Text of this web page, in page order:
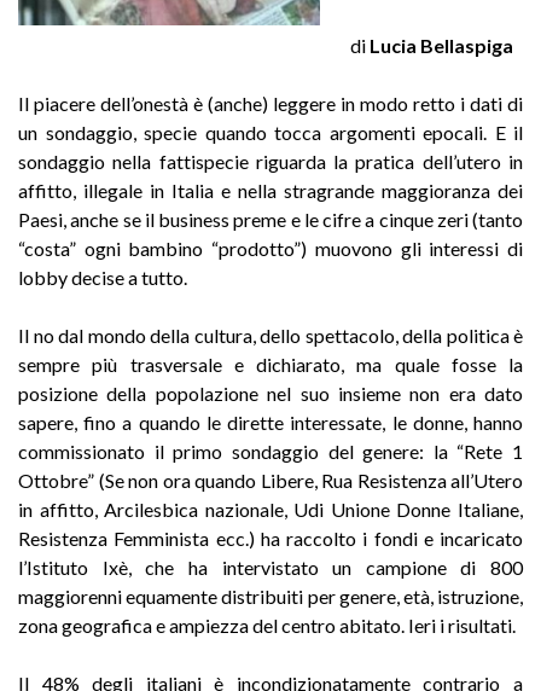
di Lucia Bellaspiga
Il piacere dell’onestà è (anche) leggere in modo retto i dati di
un sondaggio, specie quando tocca argomenti epocali. E il
sondaggio nella fattispecie riguarda la pratica dell’utero in
affitto, illegale in Italia e nella stragrande maggioranza dei
Paesi, anche se il business preme e le cifre a cinque zeri (tanto
“costa” ogni bambino “prodotto”) muovono gli interessi di
lobby decise a tutto.
Il no dal mondo della cultura, dello spettacolo, della politica è
sempre più trasversale e dichiarato, ma quale fosse la
posizione della popolazione nel suo insieme non era dato
sapere, fino a quando le dirette interessate, le donne, hanno
commissionato il primo sondaggio del genere: la “Rete 1
Ottobre” (Se non ora quando Libere, Rua Resistenza all’Utero
in affitto, Arcilesbica nazionale, Udi Unione Donne Italiane,
Resistenza Femminista ecc.) ha raccolto i fondi e incaricato
l’Istituto Ixè, che ha intervistato un campione di 800
maggiorenni equamente distribuiti per genere, età, istruzione,
zona geografica e ampiezza del centro abitato. Ieri i risultati.
Il 48% degli italiani è incondizionatamente contrario a